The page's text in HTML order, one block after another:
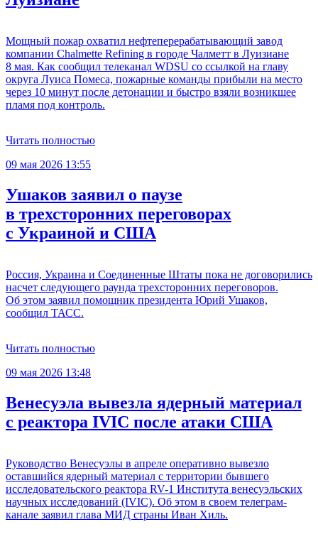
Мощный пожар охватил нефтеперерабатывающий завод
компании Chalmette Refining в городе Чалметт в Луизиане
8 мая. Как сообщил телеканал WDSU со ссылкой на главу
округа Луиса Помеса, пожарные команды прибыли на место
через 10 минут после детонации и быстро взяли возникшее
пламя под контроль.
Читать полностью
09 мая 2026 13:55
Ушаков заявил о паузе
в трехсторонних переговорах
с Украиной и США
Россия, Украина и Соединенные Штаты пока не договорились
насчет следующего раунда трехсторонних переговоров.
Об этом заявил помощник президента Юрий Ушаков,
сообщил ТАСС.
Читать полностью
09 мая 2026 13:48
Венесуэла вывезла ядерный материал
с реактора IVIC после атаки США
Руководство Венесуэлы в апреле оперативно вывезло
оставшийся ядерный материал с территории бывшего
исследовательского реактора RV-1 Института венесуэльских
научных исследований (IVIC). Об этом в своем телеграм-
канале заявил глава МИД страны Иван Хиль.